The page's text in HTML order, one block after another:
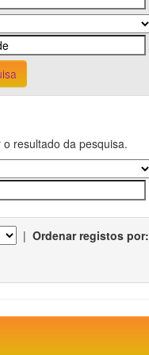
resultado da pesquisa.
| Ordenar registos por: